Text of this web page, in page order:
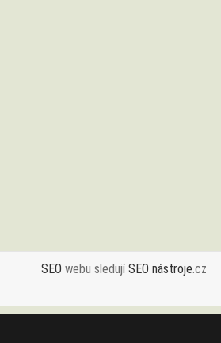
SEO webu sledujíSEO nástroje.cz